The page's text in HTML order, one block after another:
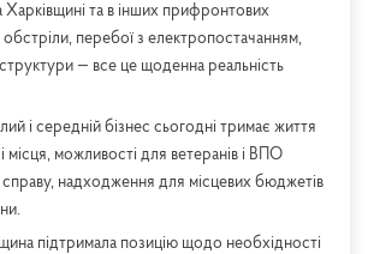
Харківщині та в інших прифронтових
обстріли, перебої з електропостачанням,
— все це щоденна реальність
і середній бізнес сьогодні тримає життя
можливості для ветеранів і ВПО
надходження для місцевих бюджетів
підтримала позицію щодо необхідності